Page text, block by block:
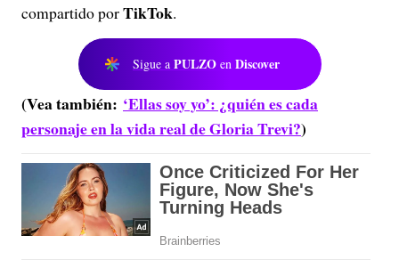
compartido porTikTok.
Sigue a PULZO en Discover
(Vea también: ‘Ellas soy yo’: ¿quién es cada
personaje en la vida real de Gloria Trevi?)